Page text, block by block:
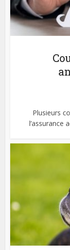
Plusieurs
l’assurance